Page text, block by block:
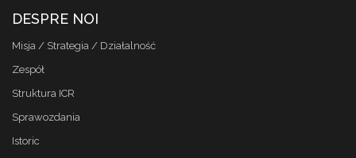
DESPRE NOI
Misja / Strategia / Działalność
Zespół
Struktura ICR
Sprawozdania
Istoric